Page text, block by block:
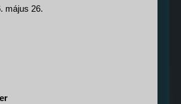
május 26.